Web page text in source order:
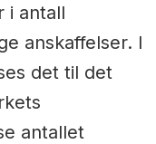
i antall
anskaffelser. I
det til det
antallet